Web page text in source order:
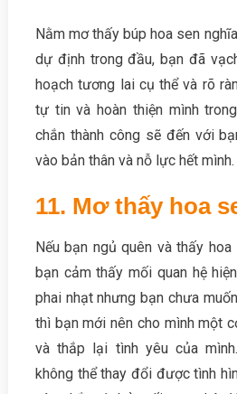
Nằm mơ thấy búp hoa sen
dự định trong đầu, bạn đã
hoạch tương lai cụ thể và rõ
tự tin và hoàn thiện mình
chắn thành công sẽ đến với
vào bản thân và nỗ lực hết mình.
11. Mơ thấy hoa
Nếu bạn ngủ quên và thấy
bạn cảm thấy mối quan hệ
phai nhạt nhưng bạn chưa
thì bạn mới nên cho mình một
và thắp lại tình yêu của
không thể thay đổi được tình